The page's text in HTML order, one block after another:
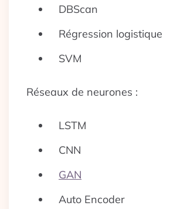
DBScan
Régression logistique
SVM
Réseaux de neurones :
LSTM
CNN
GAN
Auto Encoder